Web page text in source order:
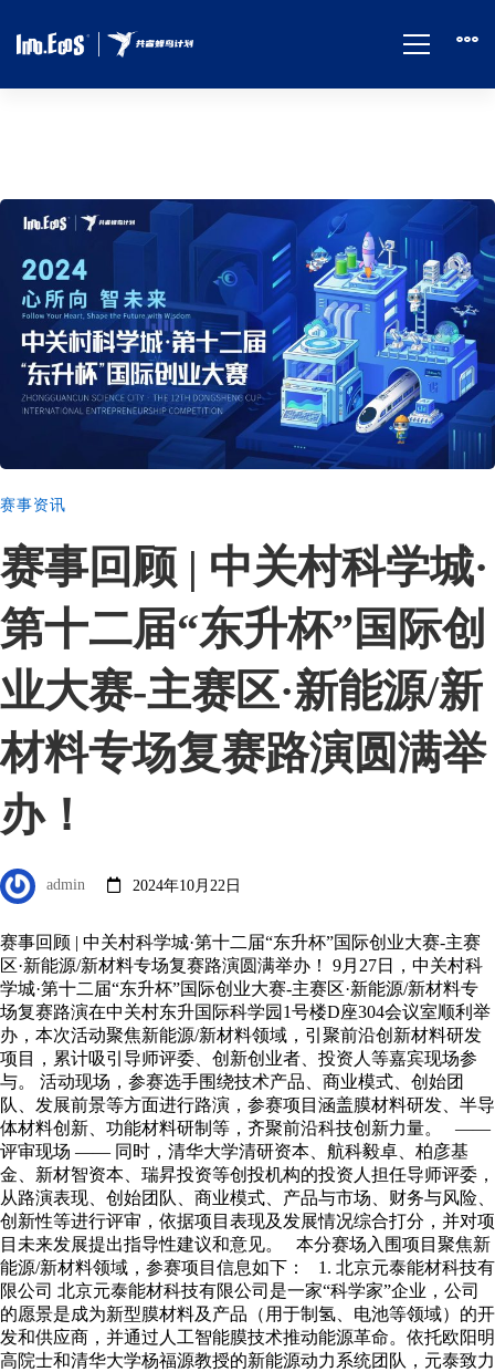
赛事资讯
赛事回顾 | 中关村科学城·
第十二届“东升杯”国际创
业大赛-主赛区·新能源/新
材料专场复赛路演圆满举
办！
admin 2024年10月22日
赛事回顾 | 中关村科学城·第十二届“东升杯”国际创业大赛-主赛
区·新能源/新材料专场复赛路演圆满举办！ 9月27日，中关村科
学城·第十二届“东升杯”国际创业大赛-主赛区·新能源/新材料专
场复赛路演在中关村东升国际科学园1号楼D座304会议室顺利举
办，本次活动聚焦新能源/新材料领域，引聚前沿创新材料研发
项目，累计吸引导师评委、创新创业者、投资人等嘉宾现场参
与。 活动现场，参赛选手围绕技术产品、商业模式、创始团
队、发展前景等方面进行路演，参赛项目涵盖膜材料研发、半导
体材料创新、功能材料研制等，齐聚前沿科技创新力量。 ——
评审现场 —— 同时，清华大学清研资本、航科毅卓、柏彦基
金、新材智资本、瑞昇投资等创投机构的投资人担任导师评委，
从路演表现、创始团队、商业模式、产品与市场、财务与风险、
创新性等进行评审，依据项目表现及发展情况综合打分，并对项
目未来发展提出指导性建议和意见。 本分赛场入围项目聚焦新
能源/新材料领域，参赛项目信息如下： 1. 北京元泰能材科技有
限公司 北京元泰能材科技有限公司是一家“科学家”企业，公司
的愿景是成为新型膜材料及产品（用于制氢、电池等领域）的开
发和供应商，并通过人工智能膜技术推动能源革命。依托欧阳明
高院士和清华大学杨福源教授的新能源动力系统团队，元泰致力